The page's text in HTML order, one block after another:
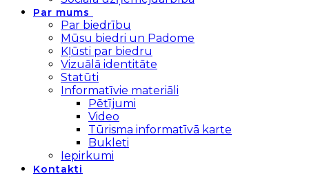
Par mums
Par biedrību
Mūsu biedri un Padome
Kļūsti par biedru
Vizuālā identitāte
Statūti
Informatīvie materiāli
Pētījumi
Video
Tūrisma informatīvā karte
Bukleti
Iepirkumi
Kontakti